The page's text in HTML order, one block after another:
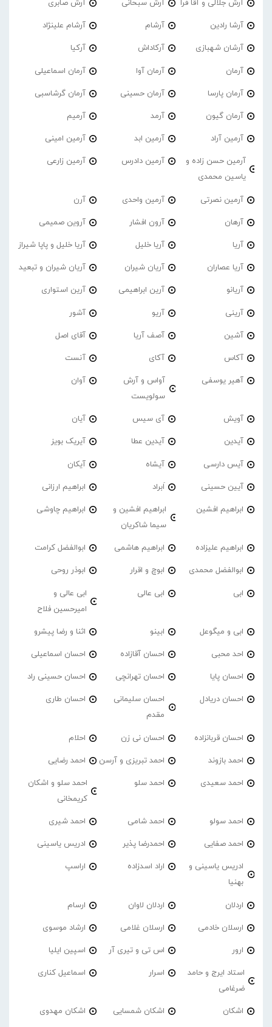
آرش جلالی و آقا فرا آرش سبحانی آرش صابری
آرشا رادین آرشام آرشام علینژاد
آرشان شهبازی آرکاداش آرکیا
آرمان آرمان آوا آرمان اسماعیلی
آرمان پارسا آرمان حسینی آرمان گرشاسبی
آرمان گیون آرمد آرمیم
آرمین آراد آرمین ابد آرمین امینی
آرمین حسن زاده و
یاسین محمدی
آرمین دادرس آرمین زارعی
آرمین نصرتی آرمین واحدی آرن
آرهان آرون افشار آروین صمیمی
آریا آریا خلیل آریا خلیل و پاپا شیراز
آریا عصاران آریان شیران آریان شیران و تبعید
آریانو آرین ابراهیمی آرین استواری
آرینی آریو آشور
آشین آصف آریا آقای اصل
آکاس آکای آنست
آهیر یوسفی
آواس و آرش
سولویست
آوان
آویش آی سیس آیان
آیدین آیدین عطا آیریک بویز
آیس دارسی آیشاه آیکان
آیین حسینی اَبراد ابراهیم ارزانی
ابراهیم افشین
ابراهیم افشین و
سیما شاکریان
ابراهیم چاوشی
ابراهیم علیزاده ابراهیم هاشمی ابوالفضل کرامت
ابوالفضل محمدی ابوچ و اقرار ابوذر روحی
ابی ابی عالی
ابی عالی و
امیرحسین فلاح
ابی و میگوعل ابینو اثنا و رضا پیشرو
احد محبی احسان آقازاده احسان اسماعیلی
احسان پایا احسان تهرانچی احسان حسینی راد
احسان دریادل
احسان سلیمانی
مقدم
احسان طاری
احسان قربانزاده احسان نی زن احلام
احمد بازوند احمد تبریزی و آرسن احمد‌ رضایی
احمد سعیدی احمد سلو
احمد سلو و اشکان
کریمخانی
احمد سولو احمد شامی احمد شیری
احمد صفایی احمدرضا پذیر ادریس یاسینی
ادریس یاسینی و
بهنیا
اراد اسدزاده اراسپ
اردلان اردلان لاوان ارسام
ارسلان خادمی ارسلان غلامی ارشاد موسوی
ارور اس تی و تیری آر اسپین ایلیا
استاد ایرج و حامد
ضرغامی
اسرار اسماعیل کناری
اشکان اشکان شمسایی اشکان مهدوی